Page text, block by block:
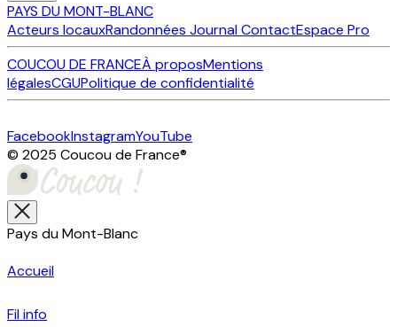
PAYS DU MONT-BLANC
Acteurs locauxRandonnées JournalContactEspace Pro
COUCOU DE FRANCEÀ proposMentions
légalesCGUPolitique de confidentialité
FacebookInstagramYouTube
© 2025 Coucou de France®
Pays du Mont-Blanc
Accueil
Fil info